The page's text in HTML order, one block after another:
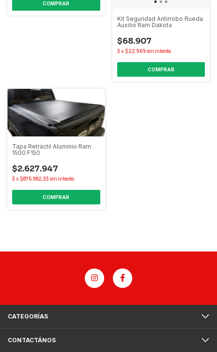
COMPRAR
Kit Seguridad Antirrobo Rueda
Auxilio Ram Dakota
$68.907
3 x $22.969 sin interés
Tapa Retráctil Aluminio Ram
1500 F150
$2.627.947
3 x $875.982,33 sin interés
COMPRAR
CATEGORÍAS
CONTACTÁNOS